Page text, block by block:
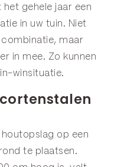
gehele jaar een
in uw tuin. Niet
combinatie, maar
in mee. Zo kunnen
winsituatie.
op een
te plaatsen.